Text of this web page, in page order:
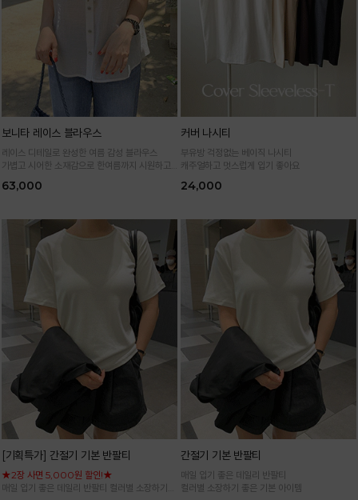
보니타 레이스 블라우스
레이스 디테일로 완성한 여름 감성 블라우스
가볍고 시어한 소재감으로 한여름까지 시원하고
63,000
커버 나시티
부유방 걱정없는 베이직 나시티
캐주얼하고 멋스럽게 입기 좋아요
24,000
[기획특가] 간절기 기본 반팔티
★2장 사면 5,000원 할인!★
매일 입기 좋은 데일리 반팔티 컬러별 소장하기
간절기 기본 반팔티
매일 입기 좋은 데일리 반팔티
컬러별 소장하기 좋은 기본 아이템